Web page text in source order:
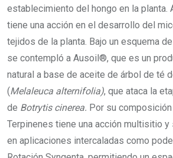
establecimiento del hongo en la planta.
tiene una acción en el desarrollo del
tejidos de la planta. Bajo un esquema
se contempló a Ausoil®, que es un
natural a base de aceite de árbol de té
(Melaleuca alternifolia), que ataca la
de Botrytis cinerea. Por su
Terpinenes tiene una acción multisitio
en aplicaciones intercaladas como